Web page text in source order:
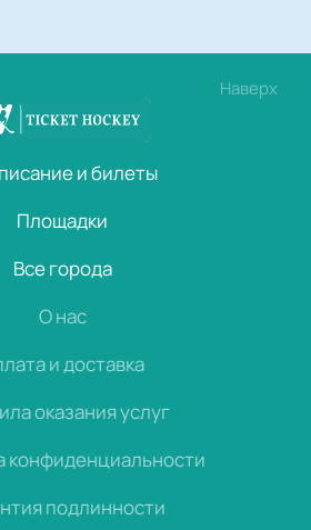
Наверх
и билеты
Площадки
Все города
О нас
и доставка
оказания услуг
конфиденциальности
подлинности